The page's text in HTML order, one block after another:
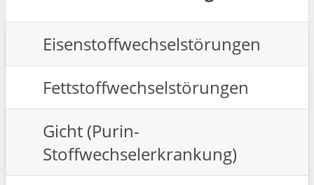
Eisenstoffwechselstörungen
Fettstoffwechselstörungen
Gicht (Purin-
Stoffwechselerkrankung)